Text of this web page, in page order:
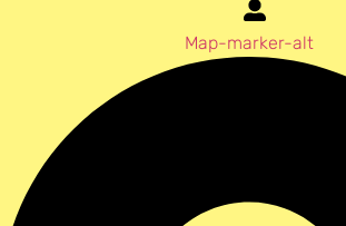
Map-marker-alt